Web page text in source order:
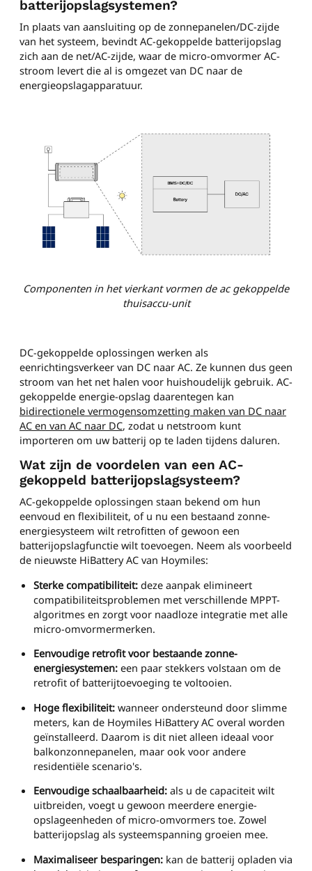
batterijopslagsystemen?
In plaats van aansluiting op de zonnepanelen/DC-zijde
van het systeem, bevindt AC-gekoppelde batterijopslag
zich aan de net/AC-zijde, waar de micro-omvormer AC-
stroom levert die al is omgezet van DC naar de
energieopslagapparatuur.
Componenten in het vierkant vormen de ac gekoppelde
thuisaccu-unit
DC-gekoppelde oplossingen werken als
eenrichtingsverkeer van DC naar AC. Ze kunnen dus geen
stroom van het net halen voor huishoudelijk gebruik. AC-
gekoppelde energie-opslag daarentegen kan
bidirectionele vermogensomzetting maken van DC naar
AC en van AC naar DC, zodat u netstroom kunt
importeren om uw batterij op te laden tijdens daluren.
Wat zijn de voordelen van een AC-
gekoppeld batterijopslagsysteem?
AC-gekoppelde oplossingen staan bekend om hun
eenvoud en flexibiliteit, of u nu een bestaand zonne-
energiesysteem wilt retrofitten of gewoon een
batterijopslagfunctie wilt toevoegen. Neem als voorbeeld
de nieuwste HiBattery AC van Hoymiles:
Sterke compatibiliteit: deze aanpak elimineert
compatibiliteitsproblemen met verschillende MPPT-
algoritmes en zorgt voor naadloze integratie met alle
micro-omvormermerken.
Eenvoudige retrofit voor bestaande zonne-
energiesystemen: een paar stekkers volstaan om de
retrofit of batterijtoevoeging te voltooien.
Hoge flexibiliteit: wanneer ondersteund door slimme
meters, kan de Hoymiles HiBattery AC overal worden
geïnstalleerd. Daarom is dit niet alleen ideaal voor
balkonzonnepanelen, maar ook voor andere
residentiële scenario's.
Eenvoudige schaalbaarheid: als u de capaciteit wilt
uitbreiden, voegt u gewoon meerdere energie-
opslageenheden of micro-omvormers toe. Zowel
batterijopslag als systeemspanning groeien mee.
Maximaliseer besparingen: kan de batterij opladen via